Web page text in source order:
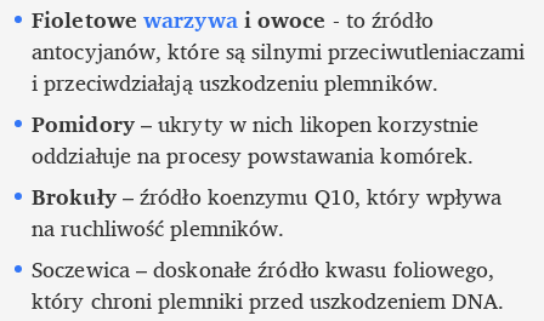
Fioletowe warzywa i owoce - to źródło
antocyjanów, które są silnymi przeciwutleniaczami
i przeciwdziałają uszkodzeniu plemników.
Pomidory – ukryty w nich likopen korzystnie
oddziałuje na procesy powstawania komórek.
Brokuły – źródło koenzymu Q10, który wpływa
na ruchliwość plemników.
Soczewica – doskonałe źródło kwasu foliowego,
który chroni plemniki przed uszkodzeniem DNA.